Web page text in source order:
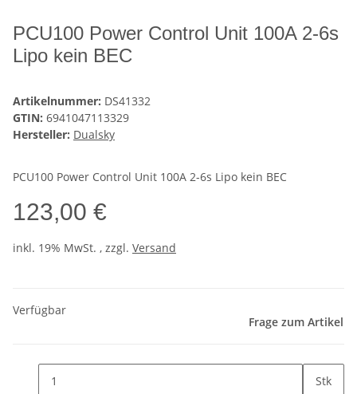
PCU100 Power Control Unit 100A 2-6s
Lipo kein BEC
Artikelnummer: DS41332
GTIN: 6941047113329
Hersteller: Dualsky
PCU100 Power Control Unit 100A 2-6s Lipo kein BEC
123,00 €
inkl. 19% MwSt. , zzgl. Versand
Verfügbar
Frage zum Artikel
Stk